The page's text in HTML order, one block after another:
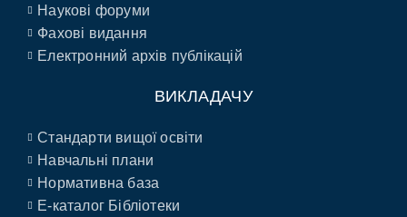
Наукові форуми
Фахові видання
Електронний архів публікацій
ВИКЛАДАЧУ
Стандарти вищої освіти
Навчальні плани
Нормативна база
E-каталог Бібліотеки